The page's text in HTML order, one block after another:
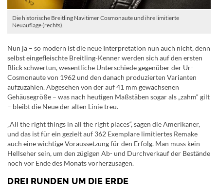
Die historische Breitling Navitimer Cosmonaute und ihre limitierte
Neuauflage (rechts).
Nun ja – so modern ist die neue Interpretation nun auch nicht, denn
selbst eingefleischte Breitling-Kenner werden sich auf den ersten
Blick schwertun, wesentliche Unterschiede gegenüber der Ur-
Cosmonaute von 1962 und den danach produzierten Varianten
aufzuzählen. Abgesehen von der auf 41 mm gewachsenen
Gehäusegröße – was nach heutigen Maßstäben sogar als „zahm“ gilt
– bleibt die Neue der alten Linie treu.
„All the right things in all the right places“, sagen die Amerikaner,
und das ist für ein gezielt auf 362 Exemplare limitiertes Remake
auch eine wichtige Voraussetzung für den Erfolg. Man muss kein
Hellseher sein, um den zügigen Ab- und Durchverkauf der Bestände
noch vor Ende des Monats vorherzusagen.
DREI RUNDEN UM DIE ERDE